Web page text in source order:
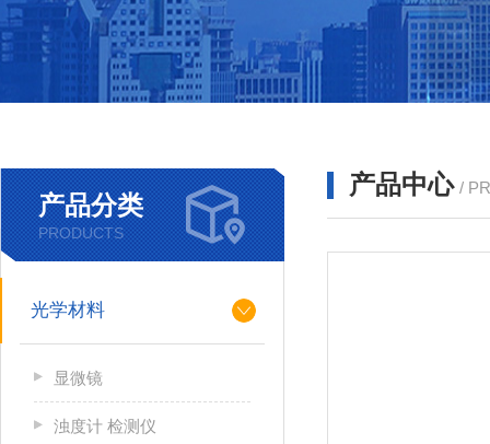
产品分类
PRODUCTS
光学材料
显微镜
浊度计 检测仪
产品中心 /